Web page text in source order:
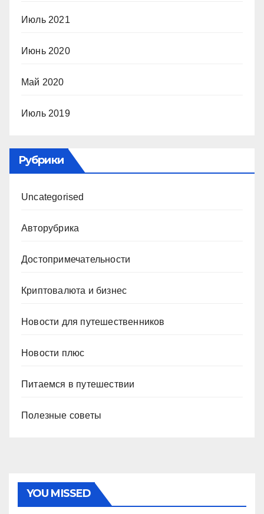
Июль 2021
Июнь 2020
Май 2020
Июль 2019
Рубрики
Uncategorised
Авторубрика
Достопримечательности
Криптовалюта и бизнес
Новости для путешественников
Новости плюс
Питаемся в путешествии
Полезные советы
YOU MISSED